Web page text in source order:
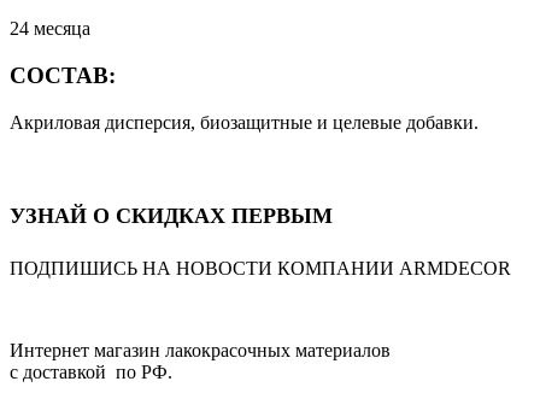
24 месяца
СОСТАВ:
Акриловая дисперсия, биозащитные и целевые добавки.
УЗНАЙ О СКИДКАХ ПЕРВЫМ
ПОДПИШИСЬ НА НОВОСТИ КОМПАНИИ ARMDECOR
Интернет магазин лакокрасочных материалов
с доставкой по РФ.